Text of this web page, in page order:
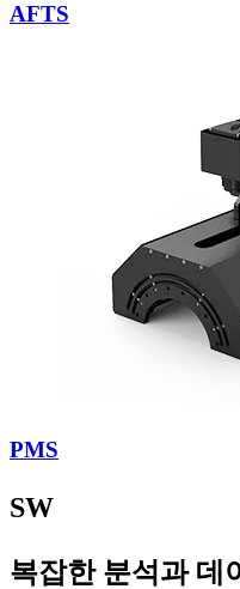
AFTS
PMS
SW
복잡한 분석과 데